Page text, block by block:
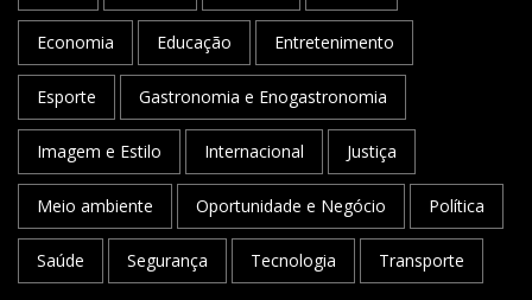
Economia Educação Entretenimento
Esporte Gastronomia e Enogastronomia
Imagem e Estilo Internacional Justiça
Meio ambiente Oportunidade e Negócio Política
Saúde Segurança Tecnologia Transporte